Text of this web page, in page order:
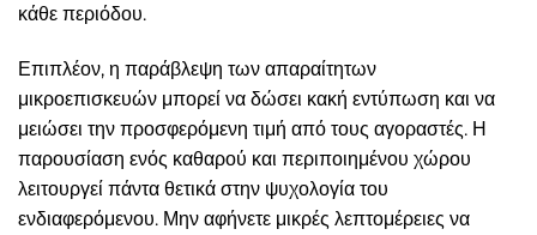
κάθε περιόδου.
Επιπλέον, η παράβλεψη των απαραίτητων
μικροεπισκευών μπορεί να δώσει κακή εντύπωση και να
μειώσει την προσφερόμενη τιμή από τους αγοραστές. Η
παρουσίαση ενός καθαρού και περιποιημένου χώρου
λειτουργεί πάντα θετικά στην ψυχολογία του
ενδιαφερόμενου. Μην αφήνετε μικρές λεπτομέρειες να